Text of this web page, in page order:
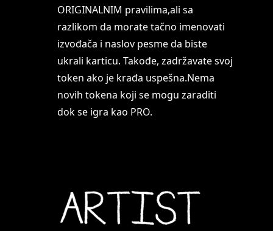
ORIGINALNIM pravilima,ali sa
razlikom da morate tačno imenovati
izvođača i naslov pesme da biste
ukrali karticu. Takođe, zadržavate svoj
token ako je krađa uspešna.Nema
novih tokena koji se mogu zaraditi
dok se igra kao PRO.